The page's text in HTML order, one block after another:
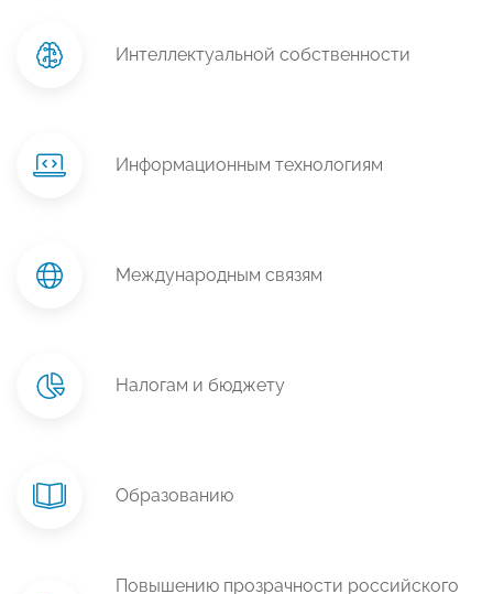
Интеллектуальной собственности
Информационным технологиям
Международным связям
Налогам и бюджету
Образованию
Повышению прозрачности российского